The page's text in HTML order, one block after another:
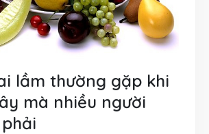
lầm thường gặp khi
mà nhiều người